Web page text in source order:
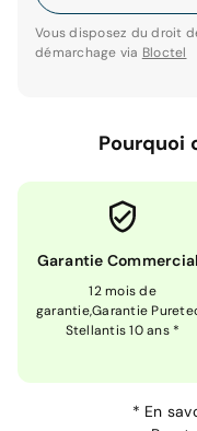
Vous disposez du droit
démarchage via Bloctel
Pourquoi
Garantie
12 mois de
garantie,Garantie
Stellantis 10 ans *
* En